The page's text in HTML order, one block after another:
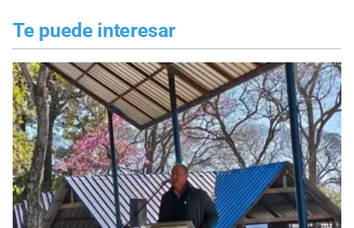
Te puede interesar